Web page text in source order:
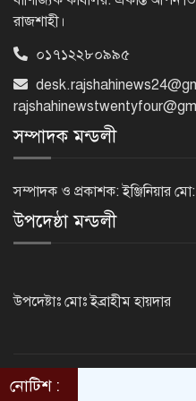
যাবে
রাজশাহী।
০১৭১২২৮০৯৯৫
সম্পাদক মন্ডলী
সম্পাদক ও প্রকাশক: ইঞ্জিনিয়ার
উপদেষ্ঠা মন্ডলী
উপদেষ্টাঃ মোঃ ইব্রাহীম হায়দার
©2014 - 2024.
নোটিশ :